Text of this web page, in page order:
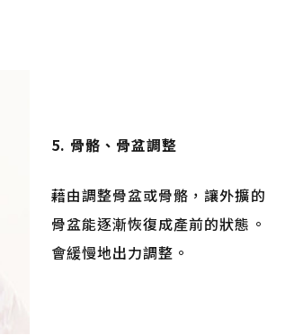
5. 骨骼、骨盆調整
藉由調整骨盆或骨骼，讓外擴的
骨盆能逐漸恢復成產前的狀態。
會緩慢地出力調整。